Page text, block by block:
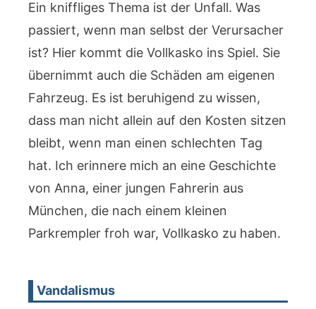
Ein kniffliges Thema ist der Unfall. Was
passiert, wenn man selbst der Verursacher
ist? Hier kommt die Vollkasko ins Spiel. Sie
übernimmt auch die Schäden am eigenen
Fahrzeug. Es ist beruhigend zu wissen,
dass man nicht allein auf den Kosten sitzen
bleibt, wenn man einen schlechten Tag
hat. Ich erinnere mich an eine Geschichte
von Anna, einer jungen Fahrerin aus
München, die nach einem kleinen
Parkrempler froh war, Vollkasko zu haben.
Vandalismus